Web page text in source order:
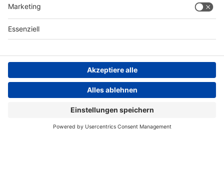
AGB
Datenschutzhinweis
Compliance